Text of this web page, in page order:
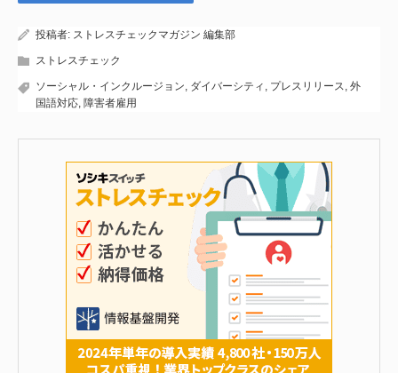
投稿者: ストレスチェックマガジン 編集部
ストレスチェック
ソーシャル・インクルージョン ダイバーシティ プレスリリース 外
国語対応 障害者雇用